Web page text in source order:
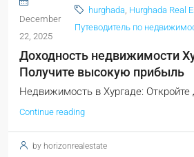
December
22, 2025
hurghada, Hurghada Real
Путеводитель по
Доходность недвижимости
Получите высокую прибыль
Недвижимость в Хургаде: Откройте
Continue reading
by horizonrealestate